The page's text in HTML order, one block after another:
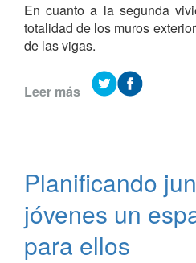
En cuanto a la segunda
totalidad de los muros
de las vigas.
Leer más de
casas
del
Tercer
Círculo
Municipal
Planificando
jóvenes un
para ellos